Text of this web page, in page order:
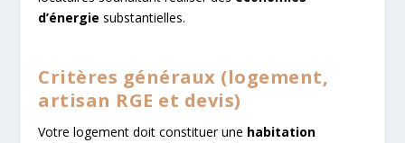
d’énergie substantielles.
Critères généraux (logement,
artisan RGE et devis)
Votre logement doit constituer une habitation